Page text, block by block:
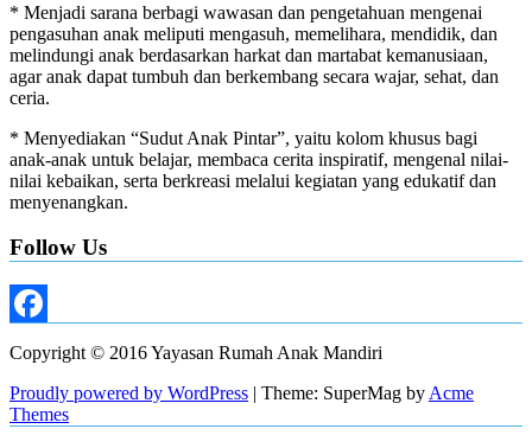
* Menjadi sarana berbagi wawasan dan pengetahuan mengenai
pengasuhan anak meliputi mengasuh, memelihara, mendidik, dan
melindungi anak berdasarkan harkat dan martabat kemanusiaan,
agar anak dapat tumbuh dan berkembang secara wajar, sehat, dan
ceria.
* Menyediakan “Sudut Anak Pintar”, yaitu kolom khusus bagi
anak-anak untuk belajar, membaca cerita inspiratif, mengenal nilai-
nilai kebaikan, serta berkreasi melalui kegiatan yang edukatif dan
menyenangkan.
Follow Us
Copyright © 2016 Yayasan Rumah Anak Mandiri
Proudly powered by WordPress | Theme: SuperMag by Acme
Themes